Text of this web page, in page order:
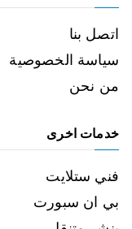
اتصل بنا
سياسة الخصوصية
من نحن
خدمات اخرى
فني ستلايت
بي ان سبورت